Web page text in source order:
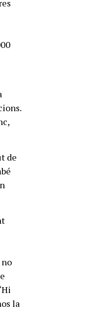
de
la